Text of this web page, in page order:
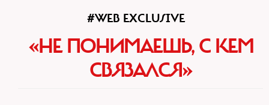
#WEB EXCLUSIVE
«НЕ ПОНИМАЕШЬ, С КЕМ
СВЯЗАЛСЯ»